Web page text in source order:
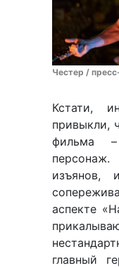
Честер /
Кстати,
привыкли,
фильма –
изъянов,
аспекте
главный